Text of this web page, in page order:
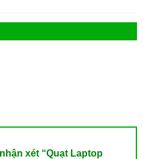
xét “Quạt Laptop